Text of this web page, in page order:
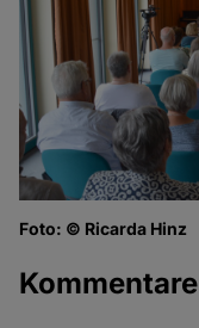
Foto: © Ricarda Hinz
Kommentare